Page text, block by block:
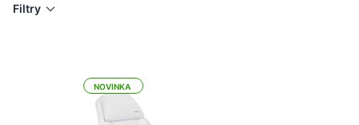
Filtry
NOVINKA